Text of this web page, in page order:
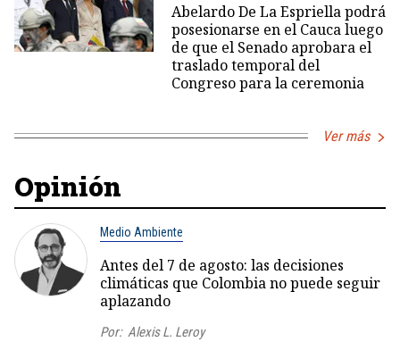
Abelardo De La Espriella podrá
posesionarse en el Cauca luego
de que el Senado aprobara el
traslado temporal del
Congreso para la ceremonia
Ver más
Opinión
Medio Ambiente
Antes del 7 de agosto: las decisiones
climáticas que Colombia no puede seguir
aplazando
Por: Alexis L. Leroy